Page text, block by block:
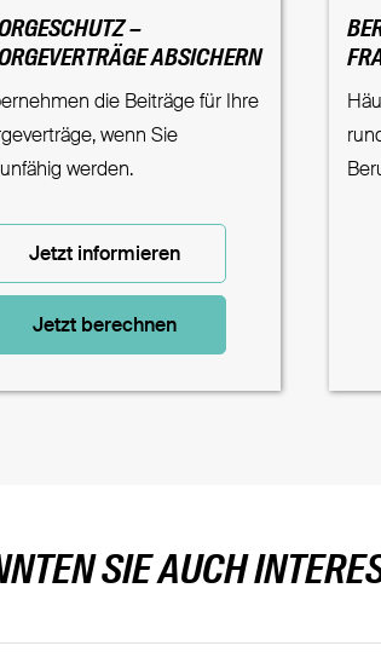
–
ABSICHERN
die Beiträge für Ihre
wenn Sie
werden.
Jetzt informieren
Jetzt berechnen
SIE AUCH